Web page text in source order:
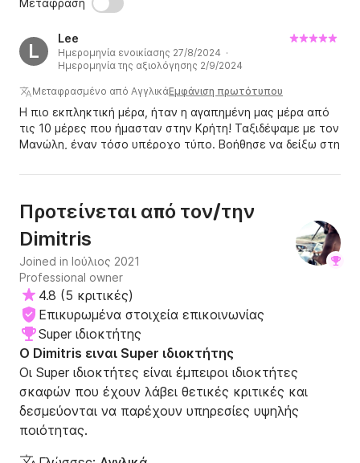
Μετάφραση
L
Lee
Ημερομηνία ενοικίασης 27/8/2024 ·
Ημερομηνία της αξιολόγησης 2/9/2024
Μεταφρασμένο από ΑγγλικάΕμφάνιση πρωτότυπου
Η πιο εκπληκτική μέρα, ήταν η αγαπημένη μας μέρα από
τις 10 μέρες που ήμασταν στην Κρήτη! Ταξιδέψαμε με τον
Μανώλη, έναν τόσο υπέροχο τύπο. Βοήθησε να δείξω στη
εμπειρία μας! Θα συνιστούσα σε όλους! Η θάλασσα ήταν
Προτείνεται από τον/την
Dimitris
Joined in Ιούλιος 2021
Professional owner
4.8 (5 κριτικές)
Επικυρωμένα στοιχεία επικοινωνίας
Super ιδιοκτήτης
Ο Dimitris ειναι Super ιδιοκτήτης
Οι Super ιδιοκτήτες είναι έμπειροι ιδιοκτήτες
σκαφών που έχουν λάβει θετικές κριτικές και
δεσμεύονται να παρέχουν υπηρεσίες υψηλής
ποιότητας.